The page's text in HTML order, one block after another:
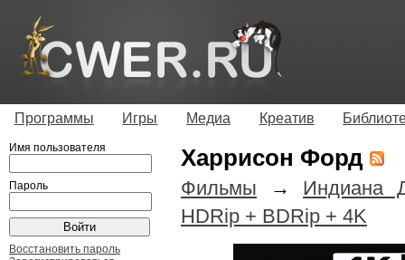
Программы Игры Медиа Креатив
Харрисон Форд
Фильмы → Индиана
HDRip + BDRip + 4K
Имя пользователя
Пароль
Восстановить пароль